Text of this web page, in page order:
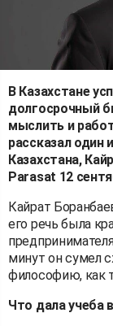
В Казахстане
долгосрочный
мыслить и
рассказал один
Казахстана,
Parasat 12
Кайрат
его речь была
минут он сумел
философию, как
Что дала учеба